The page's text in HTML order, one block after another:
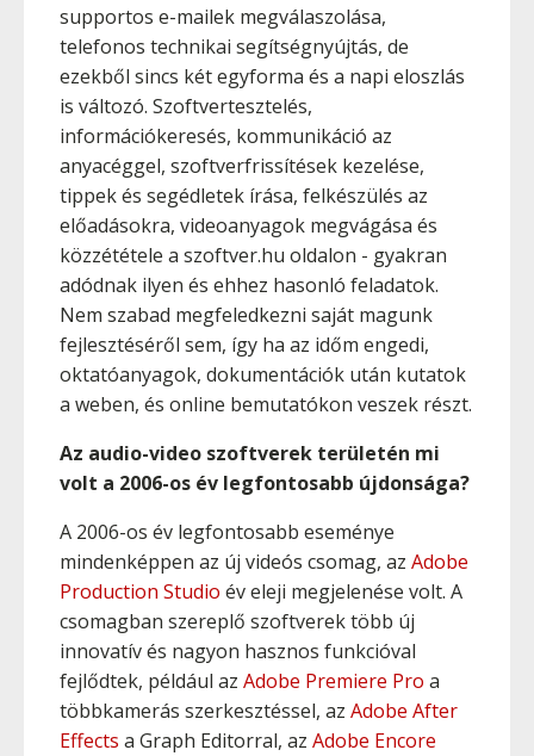
supportos e-mailek megválaszolása,
telefonos technikai segítségnyújtás, de
ezekből sincs két egyforma és a napi eloszlás
is változó. Szoftvertesztelés,
információkeresés, kommunikáció az
anyacéggel, szoftverfrissítések kezelése,
tippek és segédletek írása, felkészülés az
előadásokra, videoanyagok megvágása és
közzététele a szoftver.hu oldalon - gyakran
adódnak ilyen és ehhez hasonló feladatok.
Nem szabad megfeledkezni saját magunk
fejlesztéséről sem, így ha az időm engedi,
oktatóanyagok, dokumentációk után kutatok
a weben, és online bemutatókon veszek részt.
Az audio-video szoftverek területén mi
volt a 2006-os év legfontosabb újdonsága?
A 2006-os év legfontosabb eseménye
mindenképpen az új videós csomag, az Adobe
Production Studio év eleji megjelenése volt. A
csomagban szereplő szoftverek több új
innovatív és nagyon hasznos funkcióval
fejlődtek, például az Adobe Premiere Pro a
többkamerás szerkesztéssel, az Adobe After
Effects a Graph Editorral, az Adobe Encore